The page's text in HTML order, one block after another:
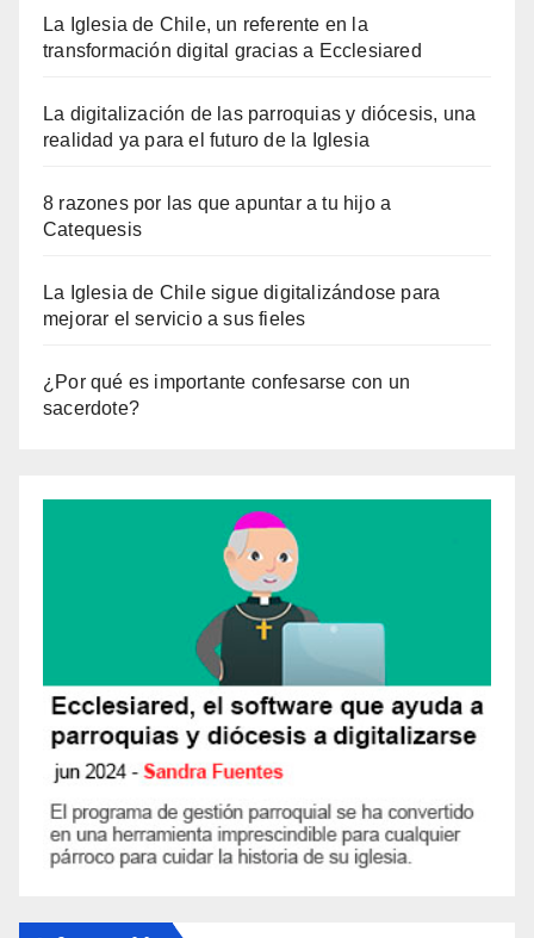
La Iglesia de Chile, un referente en la
transformación digital gracias a Ecclesiared
La digitalización de las parroquias y diócesis, una
realidad ya para el futuro de la Iglesia
8 razones por las que apuntar a tu hijo a
Catequesis
La Iglesia de Chile sigue digitalizándose para
mejorar el servicio a sus fieles
¿Por qué es importante confesarse con un
sacerdote?